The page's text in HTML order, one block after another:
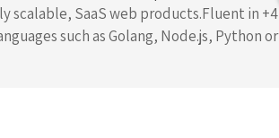
scalable, SaaS web products.Fluent in
such as Golang, Node.js, Python or ...